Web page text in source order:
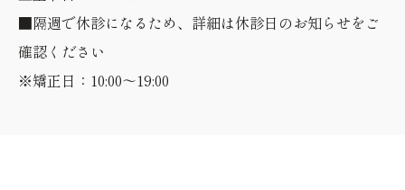
■隔週で休診になるため、詳細は休診日のお知らせをご
確認ください
※矯正日：10:00～19:00